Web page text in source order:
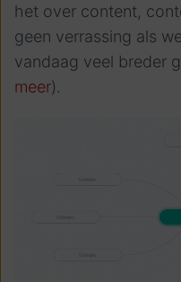
het over content,
geen verrassing als
vandaag veel breder
meer).